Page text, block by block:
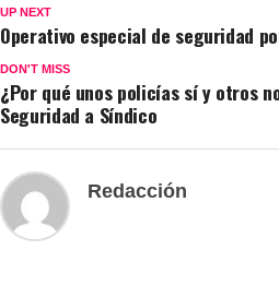
UP NEXT
Operativo especial de seguridad
DON'T MISS
¿Por qué unos policías sí y otros
Seguridad a Síndico
Redacción